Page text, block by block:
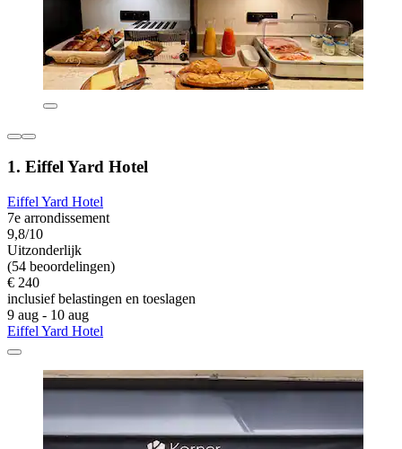
1. Eiffel Yard Hotel
Eiffel Yard Hotel
7e arrondissement
9,8/10
Uitzonderlijk
(54 beoordelingen)
€ 240
inclusief belastingen en toeslagen
9 aug - 10 aug
Eiffel Yard Hotel